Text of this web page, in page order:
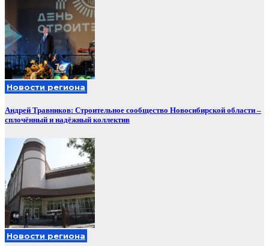
Новости региона
Андрей Травников: Строительное сообщество Новосибирской области –
сплочённый и надёжный коллектив
Новости региона